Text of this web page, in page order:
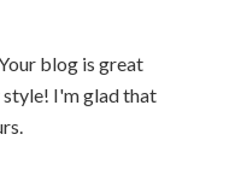
blog is great
style! I'm glad that